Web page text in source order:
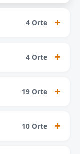
4 Orte
4 Orte
19 Orte
10 Orte